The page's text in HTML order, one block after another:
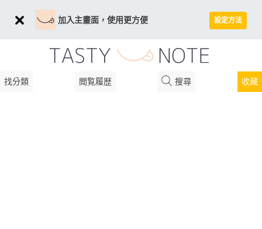
加入主畫面，使用更方便 設定方法
找分類 閲覧履歴 搜尋 收藏